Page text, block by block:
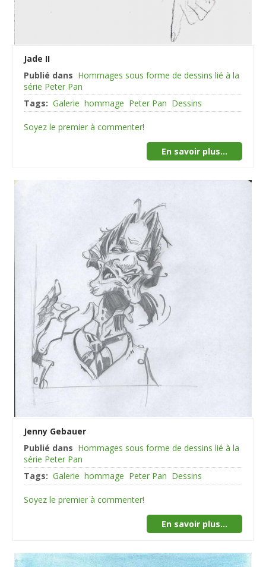
Jade II
Publié dans Hommages sous forme de dessins lié à la
série Peter Pan
Tags: Galerie hommage Peter Pan Dessins
Soyez le premier à commenter!
En savoir plus...
Jenny Gebauer
Publié dans Hommages sous forme de dessins lié à la
série Peter Pan
Tags: Galerie hommage Peter Pan Dessins
Soyez le premier à commenter!
En savoir plus...